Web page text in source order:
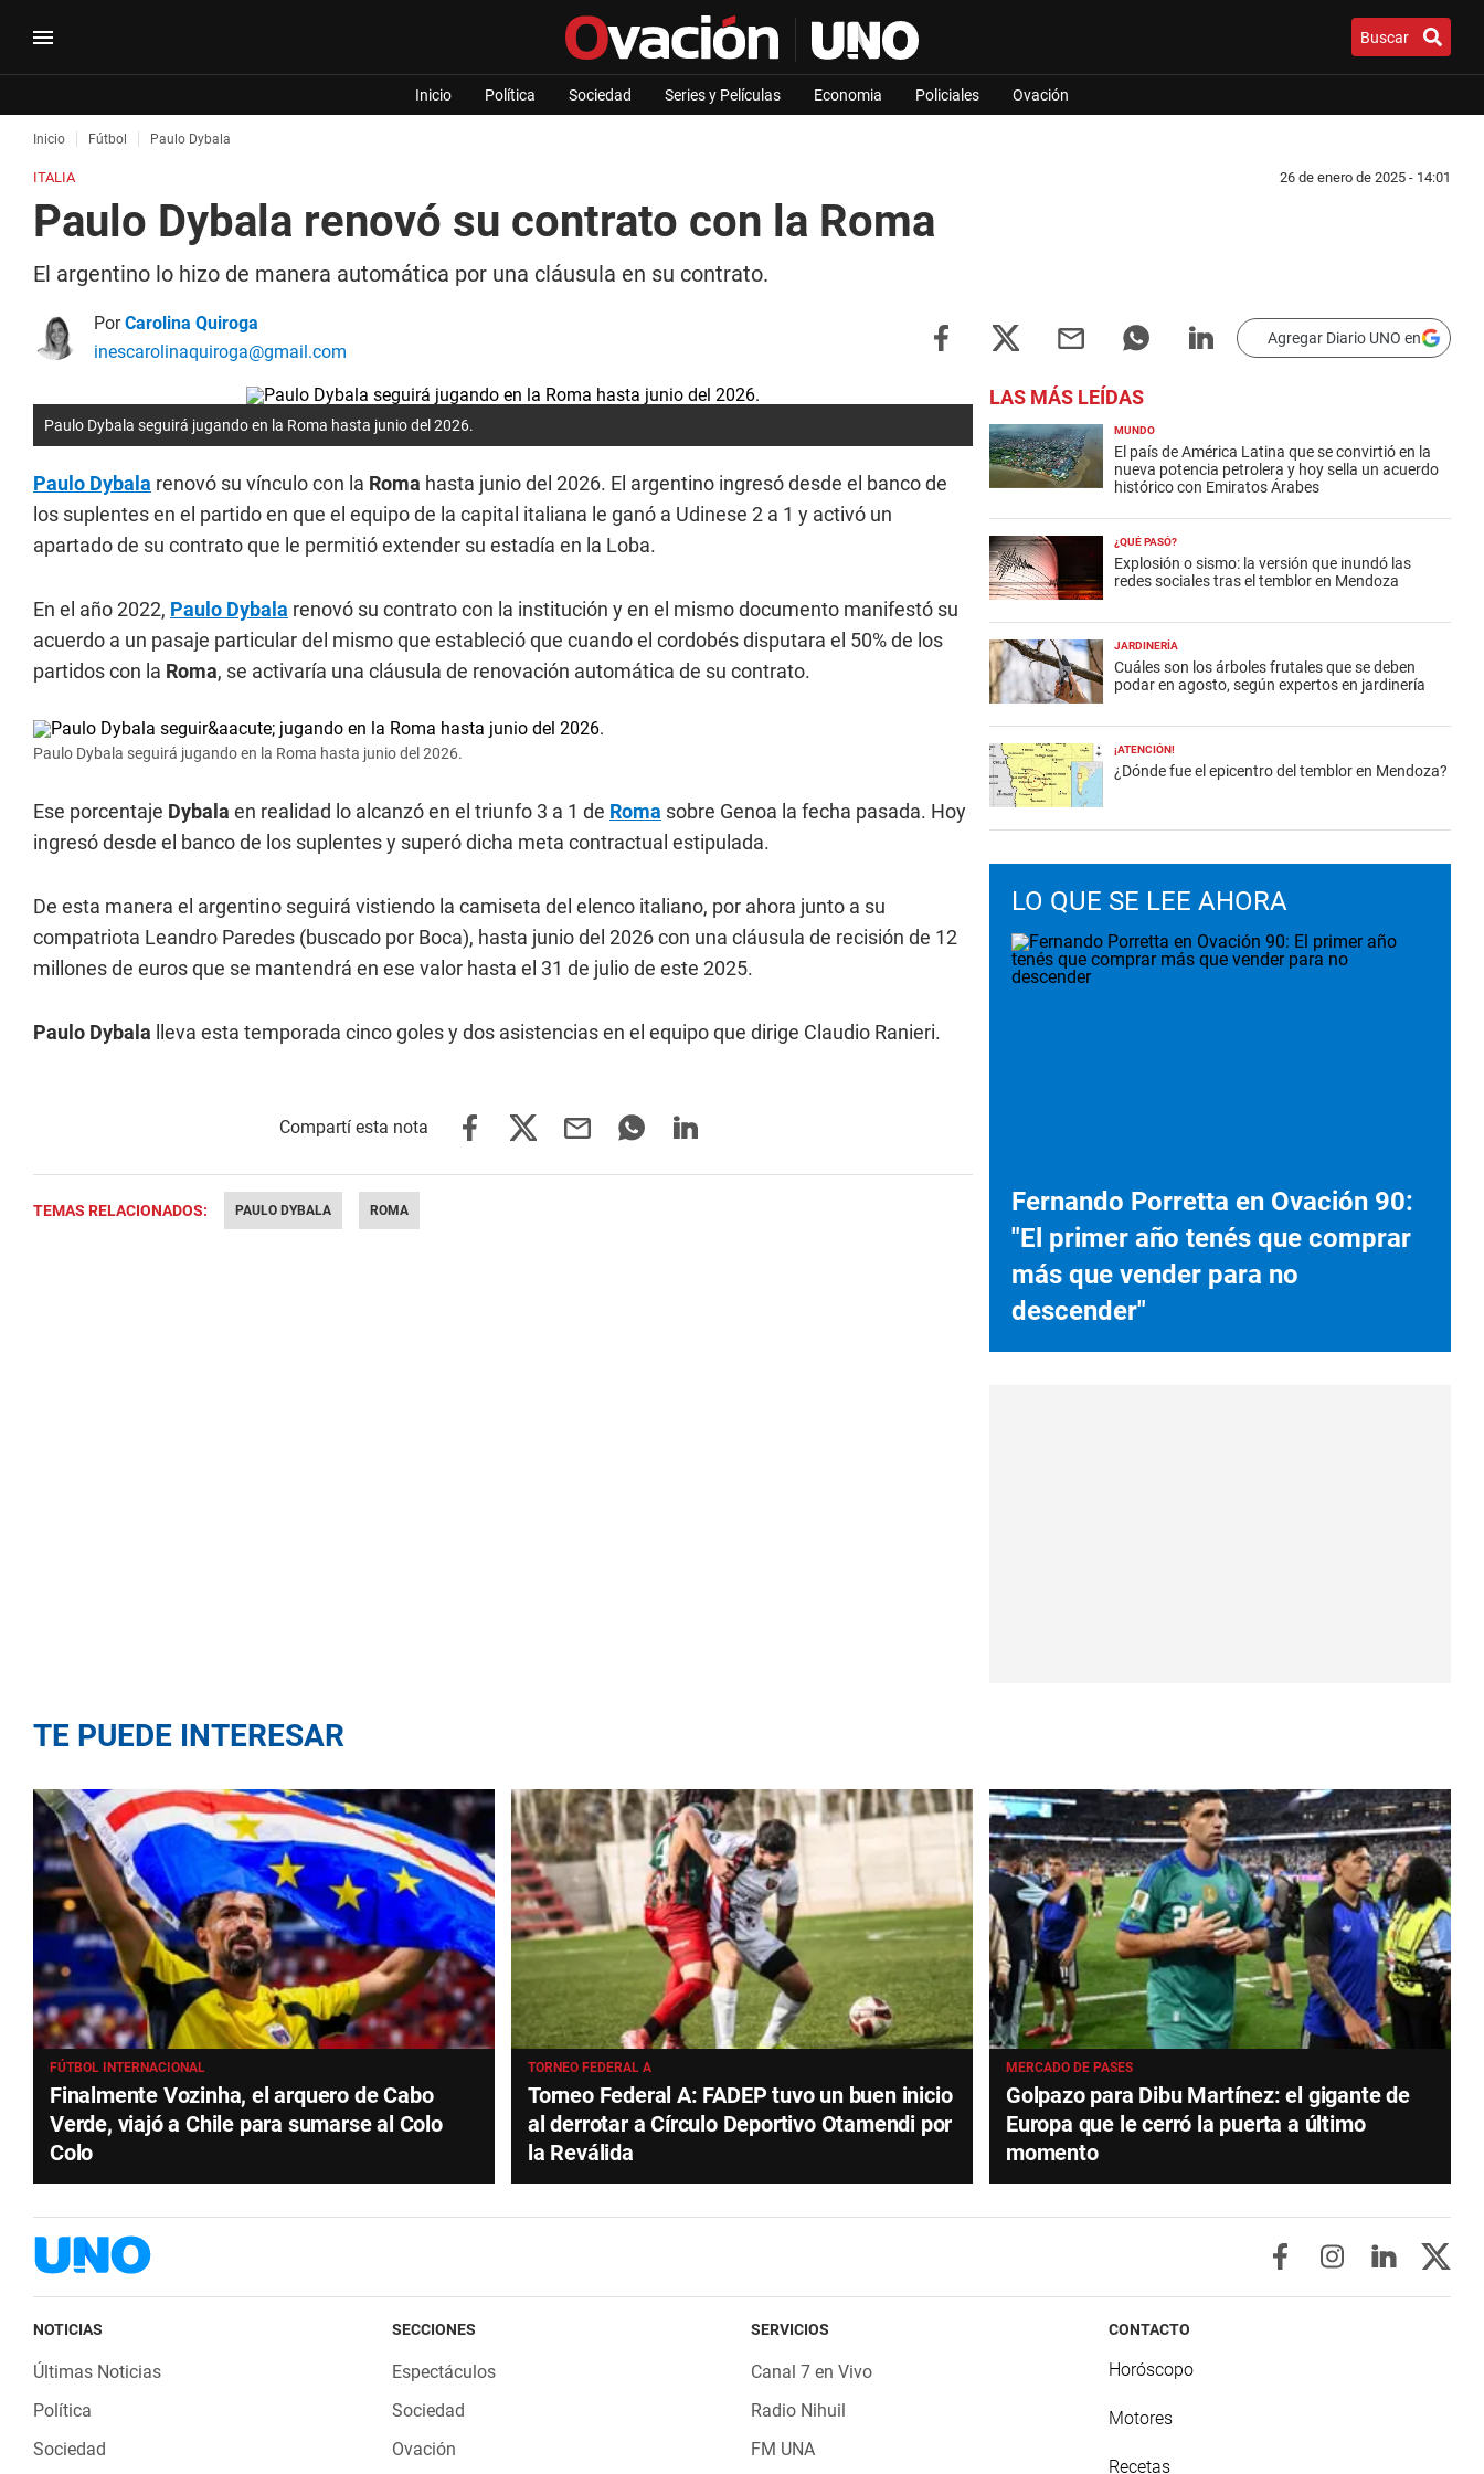
Buscar
Inicio Política Sociedad Series y Películas Economia Policiales Ovación
Inicio Fútbol Paulo Dybala
ITALIA 26 de enero de 2025 - 14:01
Paulo Dybala renovó su contrato con la Roma
El argentino lo hizo de manera automática por una cláusula en su contrato.
PorCarolina Quiroga
inescarolinaquiroga@gmail.com
Agregar Diario UNO en
Paulo Dybala seguirá jugando en la Roma hasta junio del 2026.
Paulo Dybala renovó su vínculo con la Roma hasta junio del 2026. El argentino ingresó desde el banco de
los suplentes en el partido en que el equipo de la capital italiana le ganó a Udinese 2 a 1 y activó un
apartado de su contrato que le permitió extender su estadía en la Loba.
En el año 2022, Paulo Dybala renovó su contrato con la institución y en el mismo documento manifestó su
acuerdo a un pasaje particular del mismo que estableció que cuando el cordobés disputara el 50% de los
partidos con la Roma, se activaría una cláusula de renovación automática de su contrato.
Paulo Dybala seguirá jugando en la Roma hasta junio del 2026.
Ese porcentaje Dybala en realidad lo alcanzó en el triunfo 3 a 1 de Roma sobre Genoa la fecha pasada. Hoy
ingresó desde el banco de los suplentes y superó dicha meta contractual estipulada.
De esta manera el argentino seguirá vistiendo la camiseta del elenco italiano, por ahora junto a su
compatriota Leandro Paredes (buscado por Boca), hasta junio del 2026 con una cláusula de recisión de 12
millones de euros que se mantendrá en ese valor hasta el 31 de julio de este 2025.
Paulo Dybala lleva esta temporada cinco goles y dos asistencias en el equipo que dirige Claudio Ranieri.
TEMAS RELACIONADOS: PAULO DYBALA ROMA
LAS MÁS LEÍDAS
MUNDO
El país de América Latina que se convirtió en la
nueva potencia petrolera y hoy sella un acuerdo
histórico con Emiratos Árabes
¿QUÉ PASÓ?
Explosión o sismo: la versión que inundó las
redes sociales tras el temblor en Mendoza
JARDINERÍA
Cuáles son los árboles frutales que se deben
podar en agosto, según expertos en jardinería
¡ATENCIÓN!
¿Dónde fue el epicentro del temblor en Mendoza?
LO QUE SE LEE AHORA
Fernando Porretta en Ovación 90:
"El primer año tenés que comprar
más que vender para no
descender"
TE PUEDE INTERESAR
FÚTBOL INTERNACIONAL
Finalmente Vozinha, el arquero de Cabo
Verde, viajó a Chile para sumarse al Colo
Colo
TORNEO FEDERAL A
Torneo Federal A: FADEP tuvo un buen inicio
al derrotar a Círculo Deportivo Otamendi por
la Reválida
MERCADO DE PASES
Golpazo para Dibu Martínez: el gigante de
Europa que le cerró la puerta a último
momento
NOTICIAS
Últimas Noticias
Política
Sociedad
SECCIONES
Espectáculos
Sociedad
Ovación
SERVICIOS
Canal 7 en Vivo
Radio Nihuil
FM UNA
CONTACTO
Horóscopo
Motores
Recetas